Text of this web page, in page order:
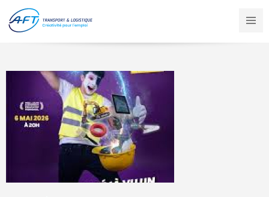
contenu
principal